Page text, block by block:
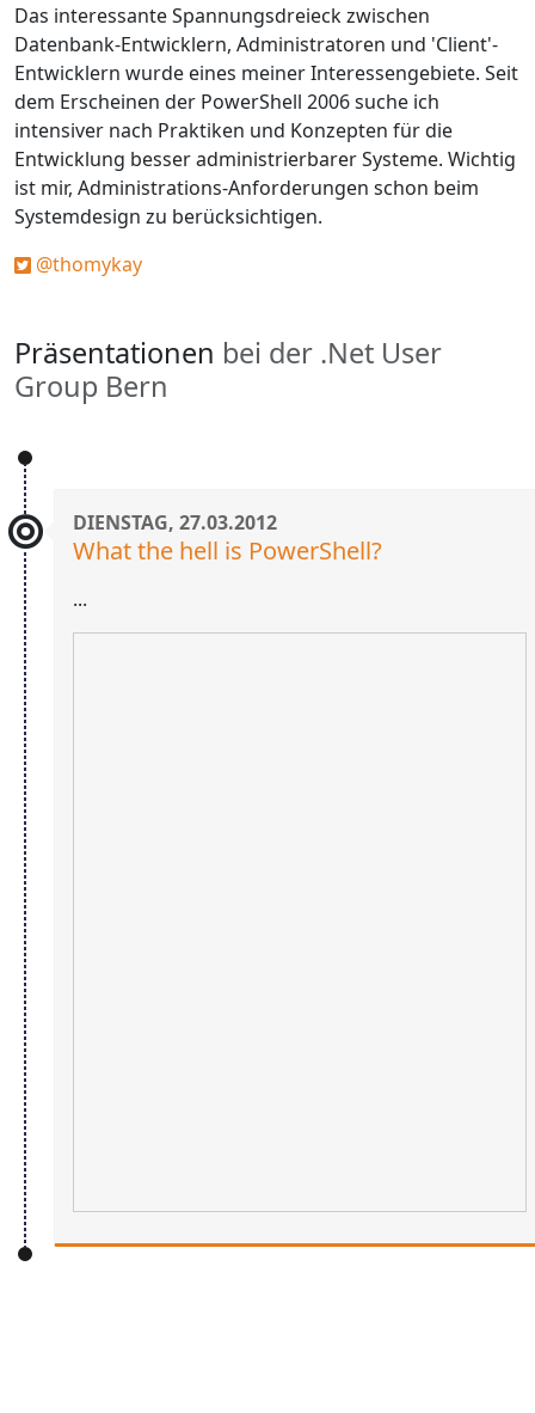
Das interessante Spannungsdreieck zwischen
Datenbank-Entwicklern, Administratoren und 'Client'-
Entwicklern wurde eines meiner Interessengebiete. Seit
dem Erscheinen der PowerShell 2006 suche ich
intensiver nach Praktiken und Konzepten für die
Entwicklung besser administrierbarer Systeme. Wichtig
ist mir, Administrations-Anforderungen schon beim
Systemdesign zu berücksichtigen.
@thomykay
Präsentationen bei der .Net User
Group Bern
DIENSTAG, 27.03.2012
What the hell is PowerShell?
...